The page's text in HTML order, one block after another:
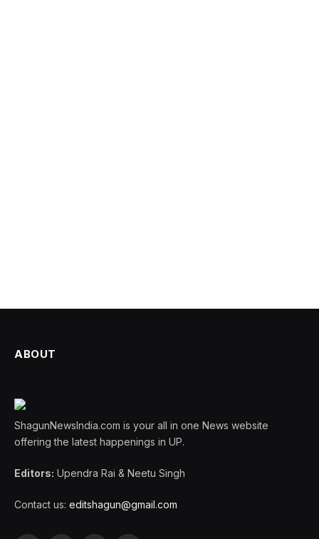
ABOUT
ShagunNewsIndia.com is your all in one News website
offering the latest happenings in UP.
Editors: Upendra Rai & Neetu Singh
Contact us: editshagun@gmail.com